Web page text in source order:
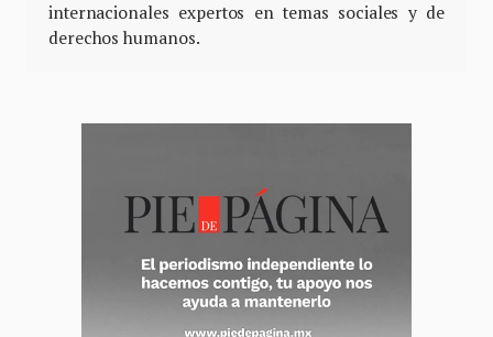
internacionales expertos en temas sociales y de
derechos humanos.